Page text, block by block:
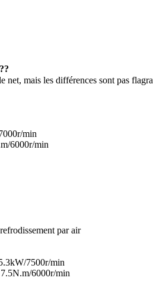
mais les différences sont pas
min
6000r/min
par air
7500r/min
6000r/min